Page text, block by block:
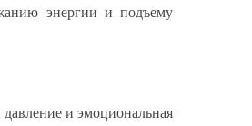
энергии и подъему
и эмоциональная